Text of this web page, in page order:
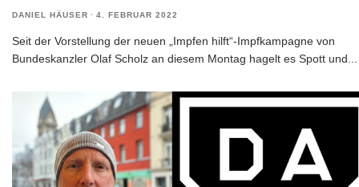
DANIEL HÄUSER · 4. FEBRUAR 2022
Seit der Vorstellung der neuen „Impfen hilft“-Impfkampagne von
Bundeskanzler Olaf Scholz an diesem Montag hagelt es Spott und